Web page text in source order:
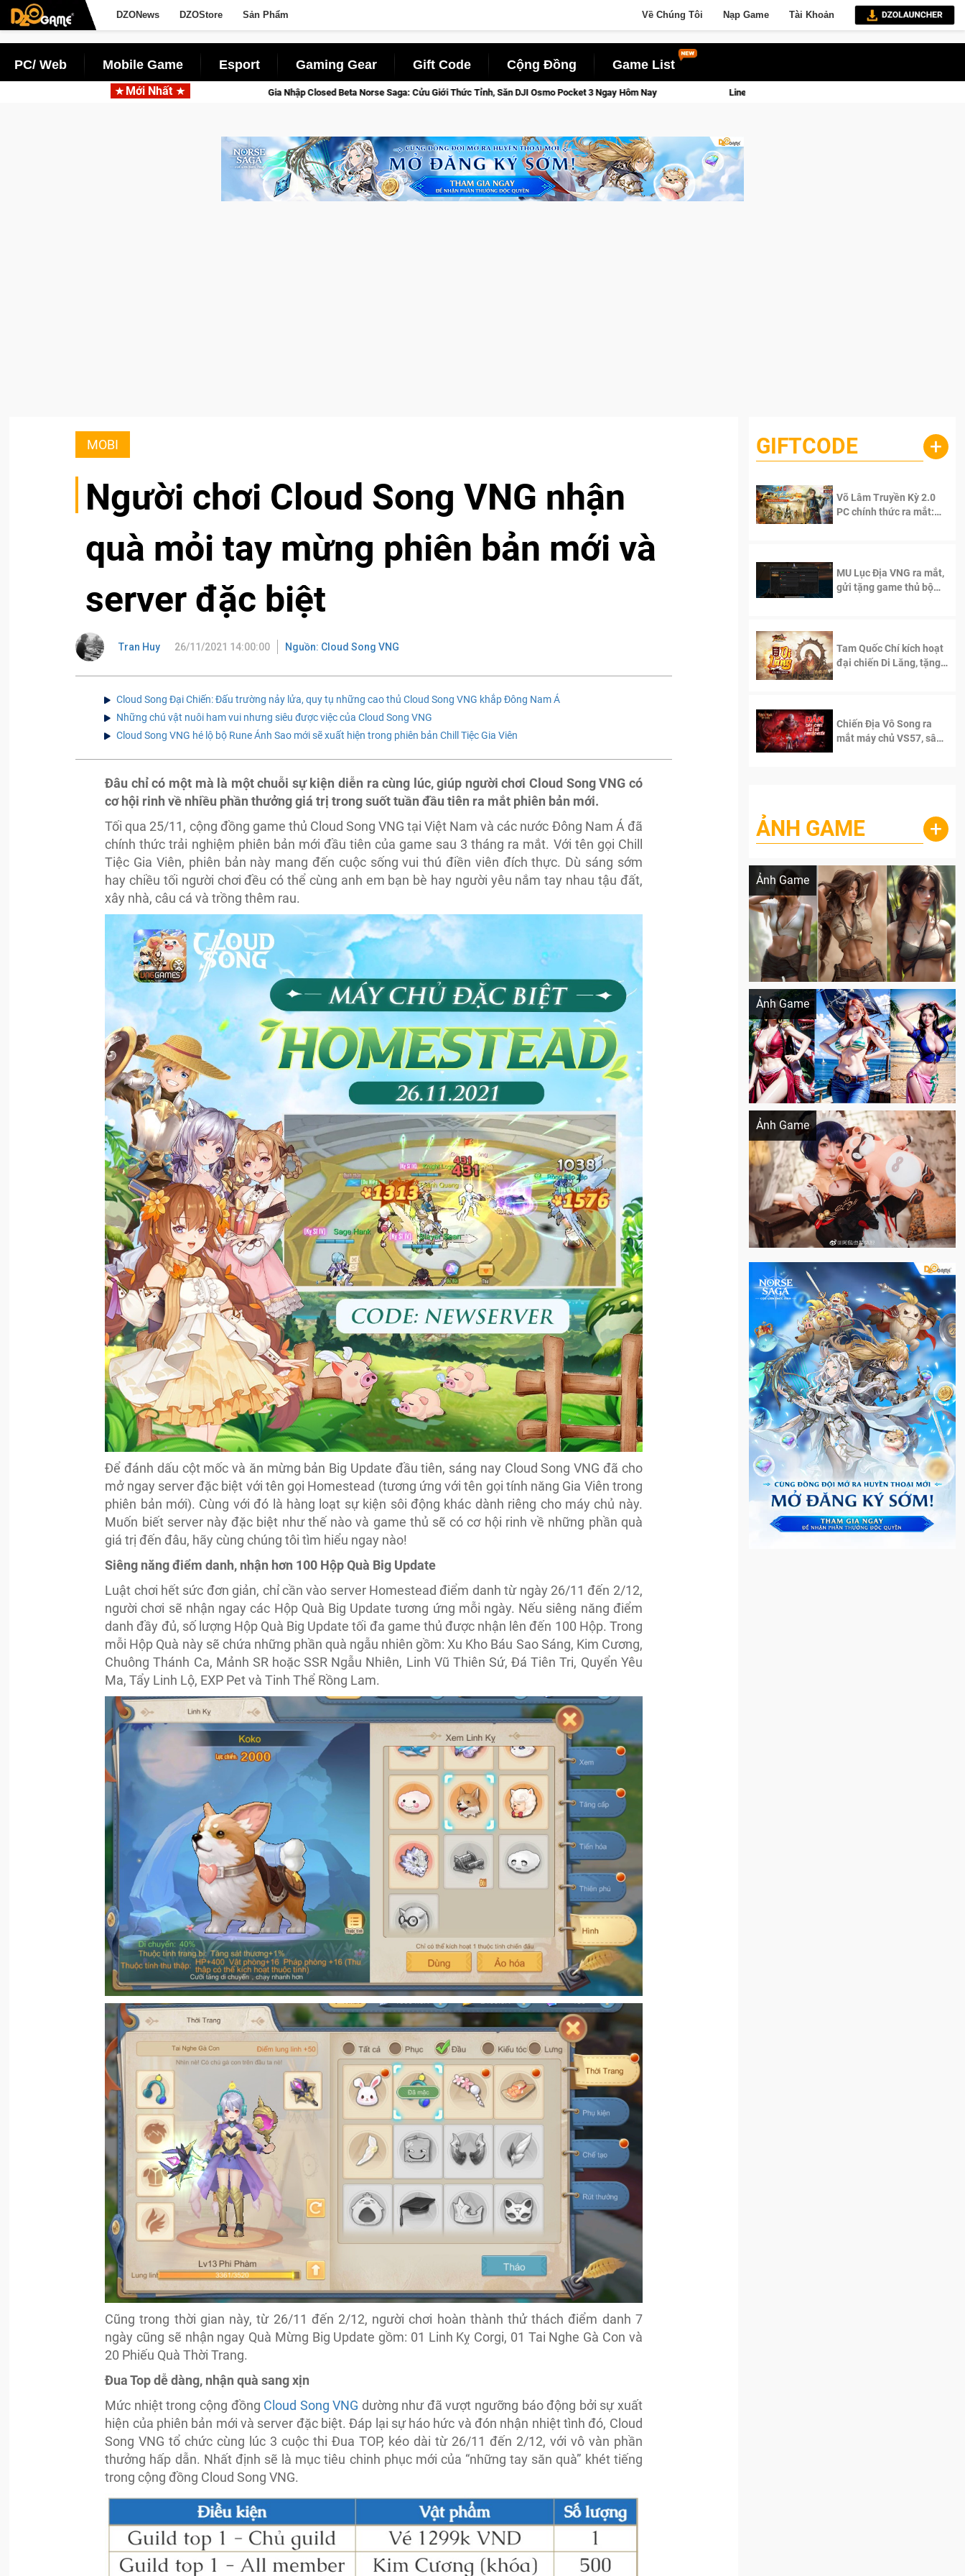
DZONews DZOStore Sản Phẩm Về Chúng Tôi Nạp Game Tài Khoản
PC/ Web Mobile Game Esport Gaming Gear Gift Code Cộng Đồng Game List
Mới Nhất
Gia Nhập Closed Beta Norse Saga: Cửu Giới Thức Tỉnh, Săn DJI Osmo Pocket 3 Ngay Hôm Nay Lineage W – Quyền lực và tài phú sẽ về tay kẻ đoạt được Vương Quyền thành Kent sắp tới!
MOBI
Người chơi Cloud Song VNG nhận
quà mỏi tay mừng phiên bản mới và
server đặc biệt
Tran Huy 26/11/2021 14:00:00 Nguồn: Cloud Song VNG
Cloud Song Đại Chiến: Đấu trường nảy lửa, quy tụ những cao thủ Cloud Song VNG khắp Đông Nam Á
Những chú vật nuôi ham vui nhưng siêu được việc của Cloud Song VNG
Cloud Song VNG hé lộ bộ Rune Ánh Sao mới sẽ xuất hiện trong phiên bản Chill Tiệc Gia Viên
Đâu chỉ có một mà là một chuỗi sự kiện diễn ra cùng lúc, giúp người chơi Cloud Song VNG có
cơ hội rinh về nhiều phần thưởng giá trị trong suốt tuần đầu tiên ra mắt phiên bản mới.
Tối qua 25/11, cộng đồng game thủ Cloud Song VNG tại Việt Nam và các nước Đông Nam Á đã
chính thức trải nghiệm phiên bản mới đầu tiên của game sau 3 tháng ra mắt. Với tên gọi Chill
Tiệc Gia Viên, phiên bản này mang đến cuộc sống vui thú điền viên đích thực. Dù sáng sớm
hay chiều tối người chơi đều có thể cùng anh em bạn bè hay người yêu nắm tay nhau tậu đất,
xây nhà, câu cá và trồng thêm rau.
Để đánh dấu cột mốc và ăn mừng bản Big Update đầu tiên, sáng nay Cloud Song VNG đã cho
mở ngay server đặc biệt với tên gọi Homestead (tương ứng với tên gọi tính năng Gia Viên trong
phiên bản mới). Cùng với đó là hàng loạt sự kiện sôi động khác dành riêng cho máy chủ này.
Muốn biết server này đặc biệt như thế nào và game thủ sẽ có cơ hội rinh về những phần quà
giá trị đến đâu, hãy cùng chúng tôi tìm hiểu ngay nào!
Siêng năng điểm danh, nhận hơn 100 Hộp Quà Big Update
Luật chơi hết sức đơn giản, chỉ cần vào server Homestead điểm danh từ ngày 26/11 đến 2/12,
người chơi sẽ nhận ngay các Hộp Quà Big Update tương ứng mỗi ngày. Nếu siêng năng điểm
danh đầy đủ, số lượng Hộp Quà Big Update tối đa game thủ được nhận lên đến 100 Hộp. Trong
mỗi Hộp Quà này sẽ chứa những phần quà ngẫu nhiên gồm: Xu Kho Báu Sao Sáng, Kim Cương,
Chuông Thánh Ca, Mảnh SR hoặc SSR Ngẫu Nhiên, Linh Vũ Thiên Sứ, Đá Tiên Tri, Quyển Yêu
Ma, Tẩy Linh Lộ, EXP Pet và Tinh Thể Rồng Lam.
Cũng trong thời gian này, từ 26/11 đến 2/12, người chơi hoàn thành thử thách điểm danh 7
ngày cũng sẽ nhận ngay Quà Mừng Big Update gồm: 01 Linh Kỵ Corgi, 01 Tai Nghe Gà Con và
20 Phiếu Quà Thời Trang.
Đua Top dễ dàng, nhận quà sang xịn
Mức nhiệt trong cộng đồng Cloud Song VNG dường như đã vượt ngưỡng báo động bởi sự xuất
hiện của phiên bản mới và server đặc biệt. Đáp lại sự háo hức và đón nhận nhiệt tình đó, Cloud
Song VNG tổ chức cùng lúc 3 cuộc thi Đua TOP, kéo dài từ 26/11 đến 2/12, với vô vàn phần
thưởng hấp dẫn. Nhất định sẽ là mục tiêu chinh phục mới của “những tay săn quà” khét tiếng
trong cộng đồng Cloud Song VNG.
GIFTCODE +
Võ Lâm Truyền Kỳ 2.0
PC chính thức ra mắt:
MU Lục Địa VNG ra mắt,
gửi tặng game thủ bộ
Tam Quốc Chí kích hoạt
đại chiến Di Lăng, tặng
Chiến Địa Vô Song ra
mắt máy chủ VS57, sân
ẢNH GAME +
Ảnh Game
Lala Croft vừa nóng vừa xinh dưới nét vẽ
Ảnh Game
Khi AI Cosplay gái đẹp One Piece
Ảnh Game
Cosplay Xiangling siêu cute